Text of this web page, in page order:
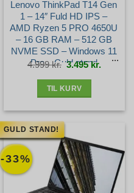
Lenovo ThinkPad T14 Gen
1 – 14″ Fuld HD IPS –
AMD Ryzen 5 PRO 4650U
– 16 GB RAM – 512 GB
NVME SSD – Windows 11
Pro – Guld stand
4.999kr. Den
oprindelige
pris
3.495kr. Den
aktuelle
pris
TIL KURV
-33%
GULD STAND!